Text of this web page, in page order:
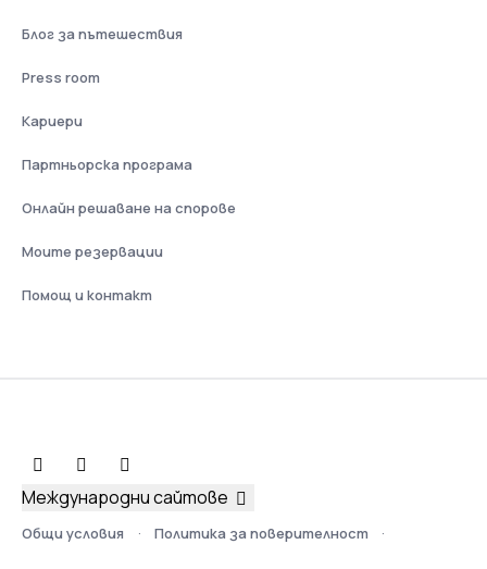
Блог за пътешествия
Press room
Кариери
Партньорска програма
Онлайн решаване на спорове
Моите резервации
Помощ и контакт
Общи условия Политика за поверителност
Международни сайтове